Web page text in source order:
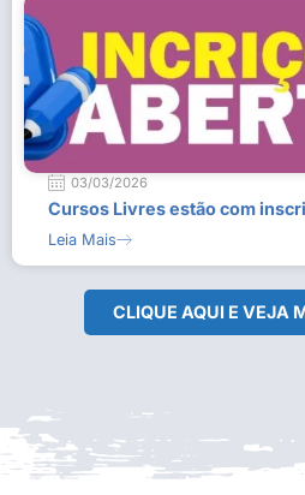
03/03/2026
Cursos Livres estão com
Leia Mais
CLIQUE AQUI E VEJA